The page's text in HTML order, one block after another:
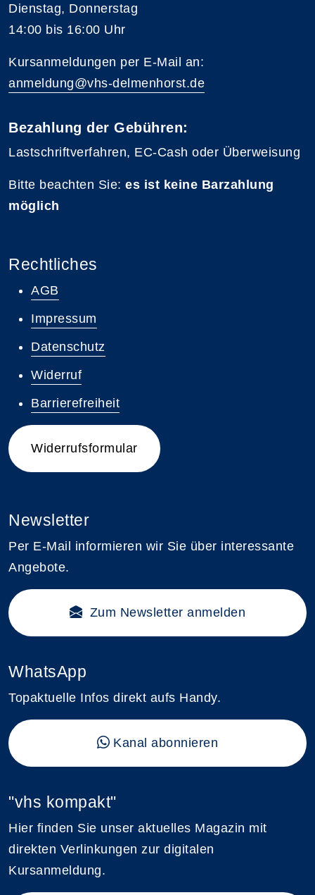
Dienstag, Donnerstag
14:00 bis 16:00 Uhr
Kursanmeldungen per E-Mail an:
anmeldung@vhs-delmenhorst.de
Bezahlung der Gebühren:
Lastschriftverfahren, EC-Cash oder Überweisung
Bitte beachten Sie: es ist keine Barzahlung
möglich
Rechtliches
AGB
Impressum
Datenschutz
Widerruf
Barrierefreiheit
Widerrufsformular
Newsletter
Per E-Mail informieren wir Sie über interessante
Angebote.
Zum Newsletter anmelden
WhatsApp
Topaktuelle Infos direkt aufs Handy.
Kanal abonnieren
"vhs kompakt"
Hier finden Sie unser aktuelles Magazin mit
direkten Verlinkungen zur digitalen
Kursanmeldung.